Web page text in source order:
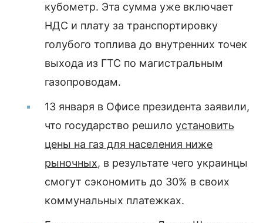
кубометр. Эта сумма уже включает
НДС и плату за транспортировку
голубого топлива до внутренних точек
выхода из ГТС по магистральным
газопроводам.
13 января в Офисе президента заявили,
что государство решило установить
цены на газ для населения ниже
рыночных, в результате чего украинцы
смогут сэкономить до 30% в своих
коммунальных платежках.